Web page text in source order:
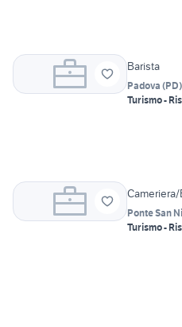
Barista
Padova (PD)
Turismo -
Ponte San
Turismo -